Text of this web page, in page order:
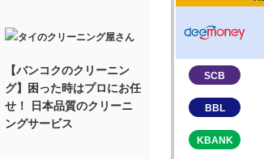
【バンコクのクリーニン
グ】困った時はプロにお任
せ！ 日本品質のクリーニ
ングサービス